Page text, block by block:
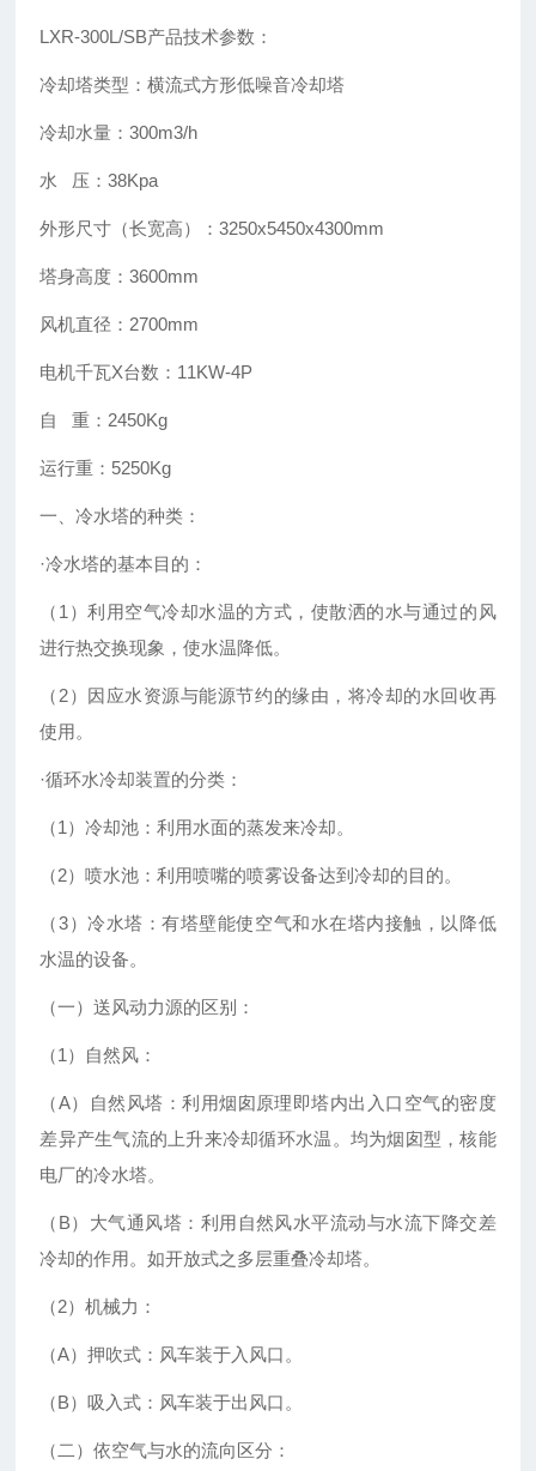
LXR-300L/SB产品技术参数：
冷却塔类型：横流式方形低噪音冷却塔
冷却水量：300m3/h
水 压：38Kpa
外形尺寸（长宽高）：3250x5450x4300mm
塔身高度：3600mm
风机直径：2700mm
电机千瓦X台数：11KW-4P
自 重：2450Kg
运行重：5250Kg
一、冷水塔的种类：
·冷水塔的基本目的：
（1）利用空气冷却水温的方式，使散洒的水与通过的风
进行热交换现象，使水温降低。
（2）因应水资源与能源节约的缘由，将冷却的水回收再
使用。
·循环水冷却装置的分类：
（1）冷却池：利用水面的蒸发来冷却。
（2）喷水池：利用喷嘴的喷雾设备达到冷却的目的。
（3）冷水塔：有塔壁能使空气和水在塔内接触，以降低
水温的设备。
（一）送风动力源的区别：
（1）自然风：
（A）自然风塔：利用烟囱原理即塔内出入口空气的密度
差异产生气流的上升来冷却循环水温。均为烟囱型，核能
电厂的冷水塔。
（B）大气通风塔：利用自然风水平流动与水流下降交差
冷却的作用。如开放式之多层重叠冷却塔。
（2）机械力：
（A）押吹式：风车装于入风口。
（B）吸入式：风车装于出风口。
（二）依空气与水的流向区分：